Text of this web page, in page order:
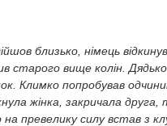
близько, німець
старого вище колін.
Климко попробував
жінка, закричала
превелику силу встав з